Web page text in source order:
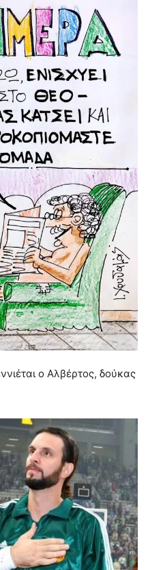
ο Αλβέρτος, δούκας